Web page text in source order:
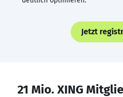
Jetzt
21 Mio. XING